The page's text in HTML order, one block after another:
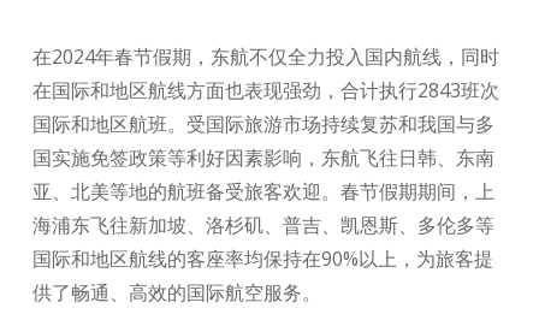
在2024年春节假期，东航不仅全力投入国内航线，同时
在国际和地区航线方面也表现强劲，合计执行2843班次
国际和地区航班。受国际旅游市场持续复苏和我国与多
国实施免签政策等利好因素影响，东航飞往日韩、东南
亚、北美等地的航班备受旅客欢迎。春节假期期间，上
海浦东飞往新加坡、洛杉矶、普吉、凯恩斯、多伦多等
国际和地区航线的客座率均保持在90%以上，为旅客提
供了畅通、高效的国际航空服务。